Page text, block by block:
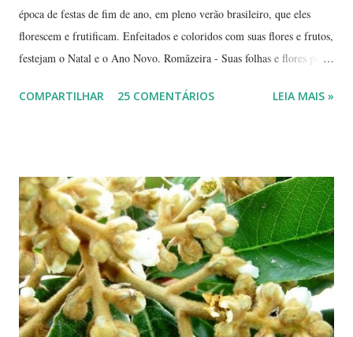
época de festas de fim de ano, em pleno verão brasileiro, que eles
florescem e frutificam. Enfeitados e coloridos com suas flores e frutos,
festejam o Natal e o Ano Novo. Romãzeira - Suas folhas e flores por
por tons mesclados de rosa, amarelo e laranja. No meio das flores
jóias preciosas, estão presentes na ceia de réveillon. Sim, eles nos
remetem a alegres brincadeiras - por muitos levadas a sério: São
guardados em carteiras, deixados sob os pratos e por aí vai ... E,
dizem, é um sinal de boa sorte para o ano que começa. Caramboleira -
Quer um Natal bem brasileiro? Use a imaginação, enfeitando su...
COMPARTILHAR 25 COMENTÁRIOS LEIA MAIS »